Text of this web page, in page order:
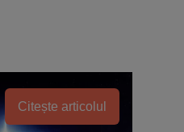
Citește articolul